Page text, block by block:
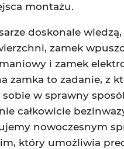
montażu.
doskonale wiedzą,
zamek
i zamek
zamka to zadanie, z
sobie w sprawny
całkowicie
nowoczesnym
który umożliwia